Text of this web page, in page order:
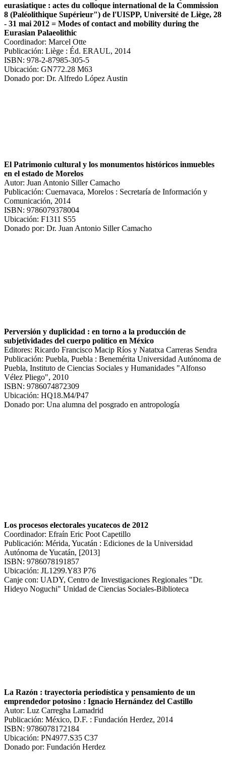
eurasiatique : actes du colloque international de la Commission
8 (Paléolithique Supérieur") de l'UISPP, Université de Liège, 28
- 31 mai 2012 = Modes of contact and mobility during the
Eurasian Palaeolithic
Coordinador: Marcel Otte
Publicación: Liège : Éd. ERAUL, 2014
ISBN: 978-2-87985-305-5
Ubicación: GN772.28 M63
Donado por: Dr. Alfredo López Austin
El Patrimonio cultural y los monumentos históricos inmuebles
en el estado de Morelos
Autor: Juan Antonio Siller Camacho
Publicación: Cuernavaca, Morelos : Secretaría de Información y
Comunicación, 2014
ISBN: 9786079378004
Ubicación: F1311 S55
Donado por: Dr. Juan Antonio Siller Camacho
Perversión y duplicidad : en torno a la producción de
subjetividades del cuerpo político en México
Editores: Ricardo Francisco Macip Ríos y Natatxa Carreras Sendra
Publicación: Puebla, Puebla : Benemérita Universidad Autónoma de
Puebla, Instituto de Ciencias Sociales y Humanidades "Alfonso
Vélez Pliego", 2010
ISBN: 9786074872309
Ubicación: HQ18.M4/P47
Donado por: Una alumna del posgrado en antropología
Los procesos electorales yucatecos de 2012
Coordinador: Efraín Eric Poot Capetillo
Publicación: Mérida, Yucatán : Ediciones de la Universidad
Autónoma de Yucatán, [2013]
ISBN: 9786078191857
Ubicación: JL1299.Y83 P76
Canje con: UADY, Centro de Investigaciones Regionales "Dr.
Hideyo Noguchi" Unidad de Ciencias Sociales-Biblioteca
La Razón : trayectoria periodística y pensamiento de un
emprendedor potosino : Ignacio Hernández del Castillo
Autor: Luz Carregha Lamadrid
Publicación: México, D.F. : Fundación Herdez, 2014
ISBN: 9786078172184
Ubicación: PN4977.S35 C37
Donado por: Fundación Herdez